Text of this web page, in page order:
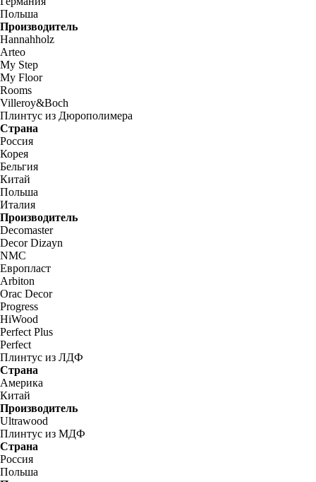
Польша
Производитель
Hannahholz
Arteo
My Step
My Floor
Rooms
Villeroy&Boch
Плинтус из Дюрополимера
Страна
Россия
Корея
Бельгия
Китай
Польша
Италия
Производитель
Decomaster
Decor Dizayn
NMC
Европласт
Arbiton
Orac Decor
Progress
HiWood
Perfect Plus
Perfect
Плинтус из ЛДФ
Страна
Америка
Китай
Производитель
Ultrawood
Плинтус из МДФ
Страна
Россия
Польша